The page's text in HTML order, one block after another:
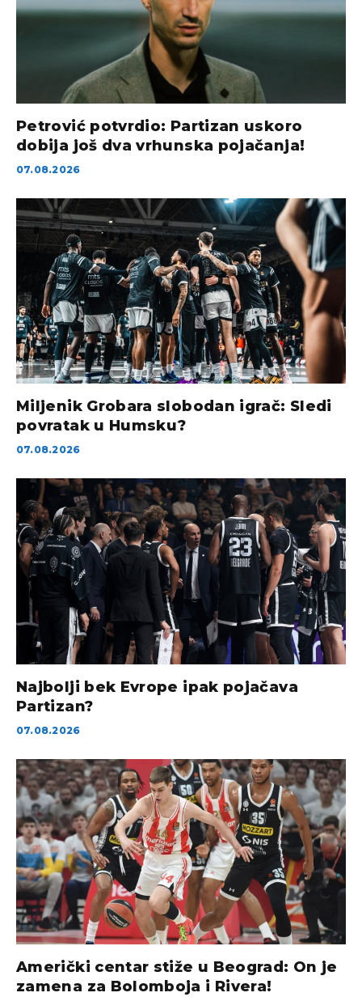
Petrović potvrdio: Partizan uskoro
dobija još dva vrhunska pojačanja!
07.08.2026
Miljenik Grobara slobodan igrač: Sledi
povratak u Humsku?
07.08.2026
Najbolji bek Evrope ipak pojačava
Partizan?
07.08.2026
Američki centar stiže u Beograd: On je
zamena za Bolomboja i Rivera!